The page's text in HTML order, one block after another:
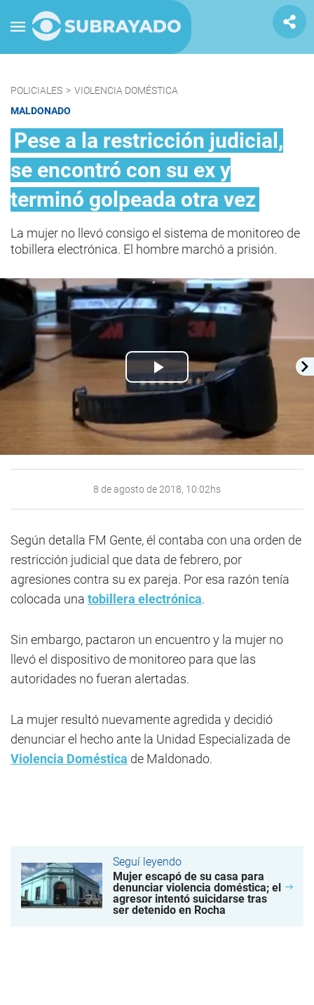
POLICIALES > VIOLENCIA DOMÉSTICA
MALDONADO
Pese a la restricción judicial,
se encontró con su ex y
terminó golpeada otra vez
La mujer no llevó consigo el sistema de monitoreo de
tobillera electrónica. El hombre marchó a prisión.
Play
Video
8 de agosto de 2018, 10:02hs
Según detalla FM Gente, él contaba con una orden de
restricción judicial que data de febrero, por
agresiones contra su ex pareja. Por esa razón tenía
colocada una tobillera electrónica.
Sin embargo, pactaron un encuentro y la mujer no
llevó el dispositivo de monitoreo para que las
autoridades no fueran alertadas.
La mujer resultó nuevamente agredida y decidió
denunciar el hecho ante la Unidad Especializada de
Violencia Doméstica de Maldonado.
Seguí leyendo
Mujer escapó de su casa para
denunciar violencia doméstica; el
agresor intentó suicidarse tras
ser detenido en Rocha